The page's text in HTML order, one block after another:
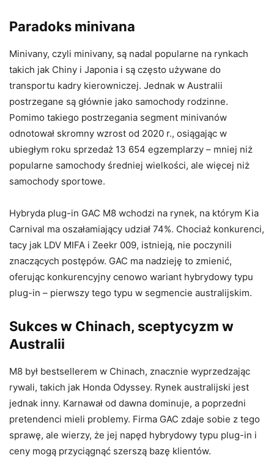
Paradoks minivana
Minivany, czyli minivany, są nadal popularne na rynkach
takich jak Chiny i Japonia i są często używane do
transportu kadry kierowniczej. Jednak w Australii
postrzegane są głównie jako samochody rodzinne.
Pomimo takiego postrzegania segment minivanów
odnotował skromny wzrost od 2020 r., osiągając w
ubiegłym roku sprzedaż 13 654 egzemplarzy – mniej niż
popularne samochody średniej wielkości, ale więcej niż
samochody sportowe.
Hybryda plug-in GAC M8 wchodzi na rynek, na którym Kia
Carnival ma oszałamiający udział 74%. Chociaż konkurenci,
tacy jak LDV MIFA i Zeekr 009, istnieją, nie poczynili
znaczących postępów. GAC ma nadzieję to zmienić,
oferując konkurencyjny cenowo wariant hybrydowy typu
plug-in – pierwszy tego typu w segmencie australijskim.
Sukces w Chinach, sceptycyzm w
Australii
M8 był bestsellerem w Chinach, znacznie wyprzedzając
rywali, takich jak Honda Odyssey. Rynek australijski jest
jednak inny. Karnawał od dawna dominuje, a poprzedni
pretendenci mieli problemy. Firma GAC ​​zdaje sobie z tego
sprawę, ale wierzy, że jej napęd hybrydowy typu plug-in i
ceny mogą przyciągnąć szerszą bazę klientów.